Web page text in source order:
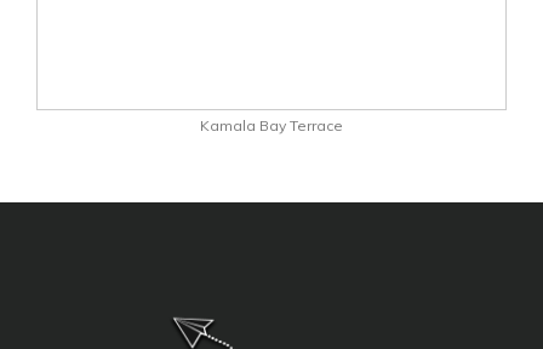
Kamala Bay Terrace